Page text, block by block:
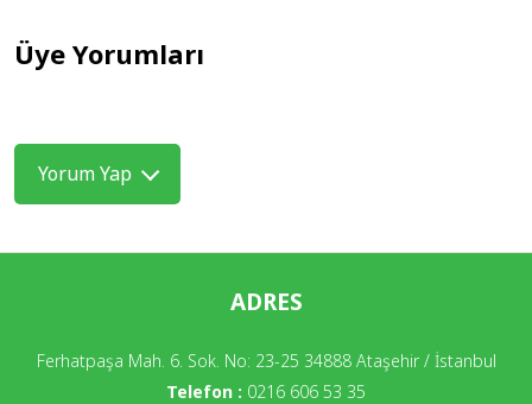
Üye Yorumları
Yorum Yap
ADRES
Ferhatpaşa Mah. 6. Sok. No: 23-25 34888 Ataşehir / İstanbul
Telefon : 0216 606 53 35